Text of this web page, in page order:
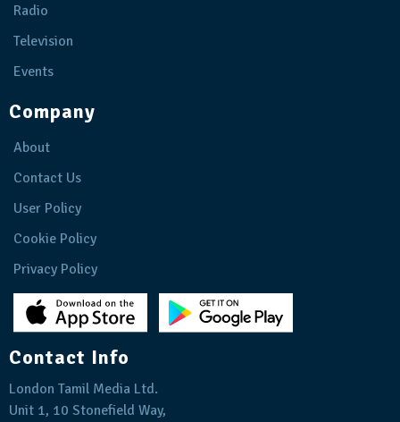
Radio
Television
Events
Company
About
Contact Us
User Policy
Cookie Policy
Privacy Policy
Contact Info
London Tamil Media Ltd.
Unit 1, 10 Stonefield Way,